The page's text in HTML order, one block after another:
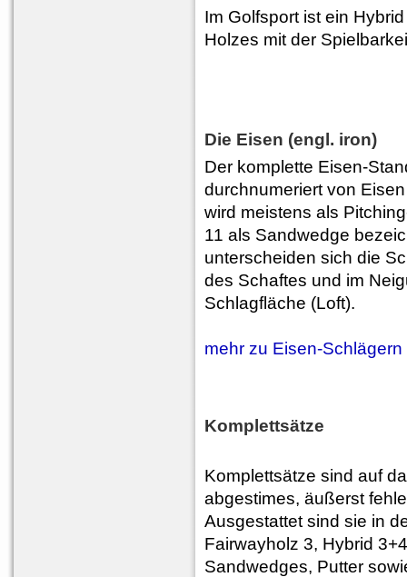
Im Golfsport ist ein
Holzes mit der
Die Eisen (engl. iron)
Der komplette Eisen-
durchnumeriert von
wird meistens als
11 als Sandwedge
unterscheiden sich die
des Schaftes und im
Schlagfläche (Loft).
mehr zu Eisen-Schlägern
Komplettsätze
Komplettsätze sind auf
abgestimes, äußerst
Ausgestattet sind sie in
Fairwayholz 3, Hybrid
Sandwedges, Putter